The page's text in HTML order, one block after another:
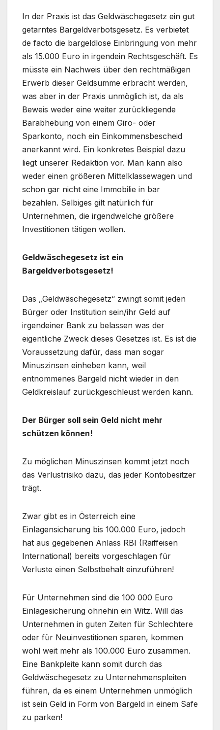
In der Praxis ist das Geldwäschegesetz ein gut
getarntes Bargeldverbotsgesetz. Es verbietet
de facto die bargeldlose Einbringung von mehr
als 15.000 Euro in irgendein Rechtsgeschäft. Es
müsste ein Nachweis über den rechtmäßigen
Erwerb dieser Geldsumme erbracht werden,
was aber in der Praxis unmöglich ist, da als
Beweis weder eine weiter zurückliegende
Barabhebung von einem Giro- oder
Sparkonto, noch ein Einkommensbescheid
anerkannt wird. Ein konkretes Beispiel dazu
liegt unserer Redaktion vor. Man kann also
weder einen größeren Mittelklassewagen und
schon gar nicht eine Immobilie in bar
bezahlen. Selbiges gilt natürlich für
Unternehmen, die irgendwelche größere
Investitionen tätigen wollen.
Geldwäschegesetz ist ein
Bargeldverbotsgesetz!
Das „Geldwäschegesetz“ zwingt somit jeden
Bürger oder Institution sein/ihr Geld auf
irgendeiner Bank zu belassen was der
eigentliche Zweck dieses Gesetzes ist. Es ist die
Voraussetzung dafür, dass man sogar
Minuszinsen einheben kann, weil
entnommenes Bargeld nicht wieder in den
Geldkreislauf zurückgeschleust werden kann.
Der Bürger soll sein Geld nicht mehr
schützen können!
Zu möglichen Minuszinsen kommt jetzt noch
das Verlustrisiko dazu, das jeder Kontobesitzer
trägt.
Zwar gibt es in Österreich eine
Einlagensicherung bis 100.000 Euro, jedoch
hat aus gegebenen Anlass RBI (Raiffeisen
International) bereits vorgeschlagen für
Verluste einen Selbstbehalt einzuführen!
Für Unternehmen sind die 100 000 Euro
Einlagesicherung ohnehin ein Witz. Will das
Unternehmen in guten Zeiten für Schlechtere
oder für Neuinvestitionen sparen, kommen
wohl weit mehr als 100.000 Euro zusammen.
Eine Bankpleite kann somit durch das
Geldwäschegesetz zu Unternehmenspleiten
führen, da es einem Unternehmen unmöglich
ist sein Geld in Form von Bargeld in einem Safe
zu parken!